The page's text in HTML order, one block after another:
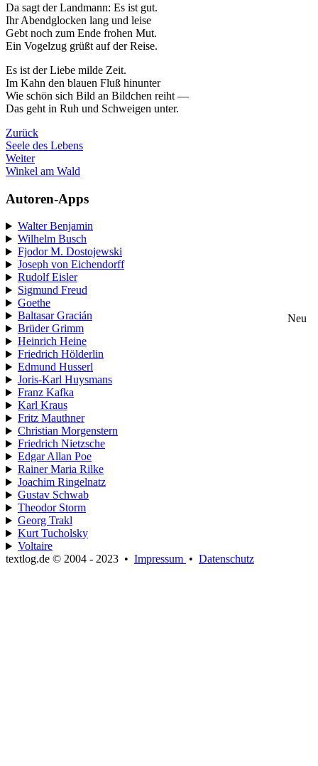
Da sagt der Landmann: Es ist gut.
Ihr Abendglocken lang und leise
Gebt noch zum Ende frohen Mut.
Ein Vogelzug grüßt auf der Reise.
Es ist der Liebe milde Zeit.
Im Kahn den blauen Fluß hinunter
Wie schön sich Bild an Bildchen reiht —
Das geht in Ruh und Schweigen unter.
Zurück
Seele des Lebens
Weiter
Winkel am Wald
Autoren-Apps
Walter Benjamin
Wilhelm Busch
Fjodor M. Dostojewski
Joseph von Eichendorff
Rudolf Eisler
Sigmund Freud
Goethe
Baltasar Gracián
Neu
Brüder Grimm
Heinrich Heine
Friedrich Hölderlin
Edmund Husserl
Joris-Karl Huysmans
Franz Kafka
Karl Kraus
Fritz Mauthner
Christian Morgenstern
Friedrich Nietzsche
Edgar Allan Poe
Rainer Maria Rilke
Joachim Ringelnatz
Gustav Schwab
Theodor Storm
Georg Trakl
Kurt Tucholsky
Voltaire
textlog.de © 2004 - 2023 • Impressum • Datenschutz